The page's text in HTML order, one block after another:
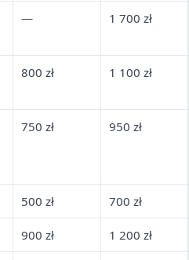
— 1 700 zł
800 zł 1 100 zł
750 zł 950 zł
500 zł 700 zł
900 zł 1 200 zł